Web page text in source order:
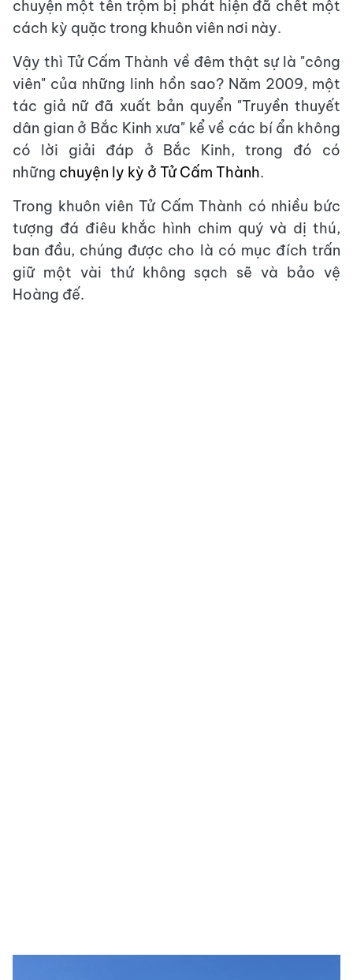
chuyện một tên trộm bị phát hiện đã chết một
cách kỳ quặc trong khuôn viên nơi này.
Vậy thì Tử Cấm Thành về đêm thật sự là "công
viên" của những linh hồn sao? Năm 2009, một
tác giả nữ đã xuất bản quyển "Truyền thuyết
dân gian ở Bắc Kinh xưa" kể về các bí ẩn không
có lời giải đáp ở Bắc Kinh, trong đó có
những chuyện ly kỳ ở Tử Cấm Thành.
Trong khuôn viên Tử Cấm Thành có nhiều bức
tượng đá điêu khắc hình chim quý và dị thú,
ban đầu, chúng được cho là có mục đích trấn
giữ một vài thứ không sạch sẽ và bảo vệ
Hoàng đế.